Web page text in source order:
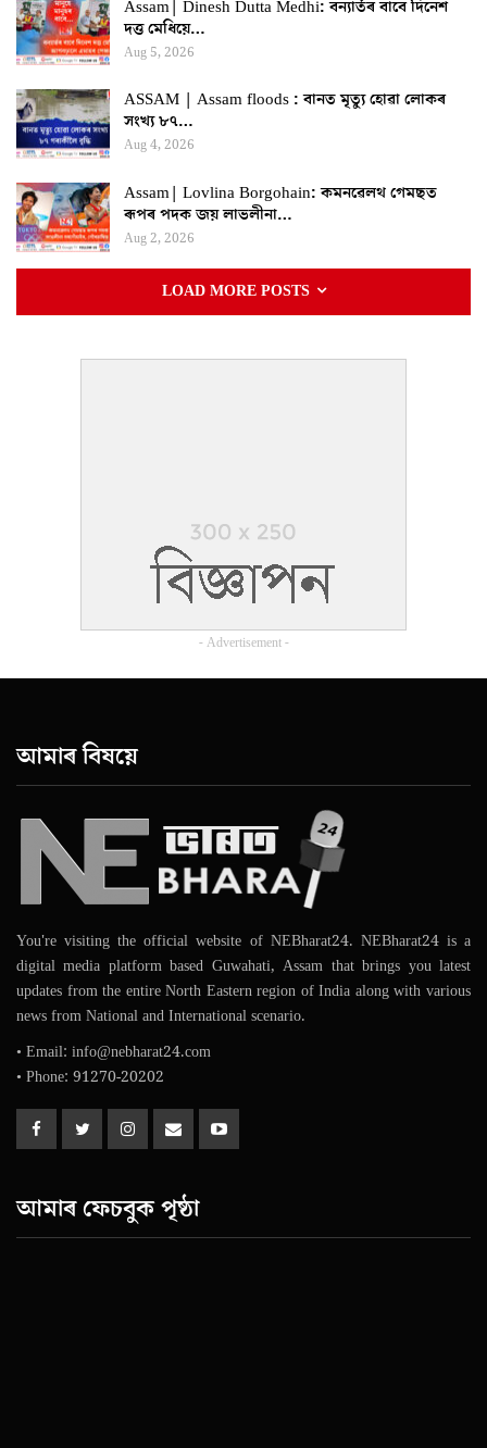
Assam| Dinesh Dutta Medhi: বন্যাৰ্তৰ বাবে দিনেশ
দত্ত মেধিয়ে…
Aug 5, 2026
ASSAM | Assam floods : বানত মৃত্যু হোৱা লোকৰ
সংখ্য ৮৭…
Aug 4, 2026
Assam| Lovlina Borgohain: কমনৱেলথ গেমছত
ৰূপৰ পদক জয় লাভলীনা…
Aug 2, 2026
LOAD MORE POSTS
- Advertisement -
আমাৰ বিষয়ে
You're visiting the official website of NEBharat24. NEBharat24 is a
digital media platform based Guwahati, Assam that brings you latest
updates from the entire North Eastern region of India along with various
news from National and International scenario.
• Email: info@nebharat24.com
• Phone: 91270-20202
আমাৰ ফেচবুক পৃষ্ঠা